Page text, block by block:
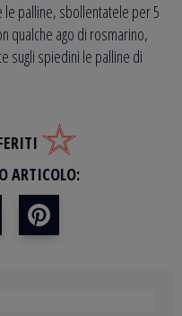
le palline, sbollentatele per 5
qualche ago di rosmarino,
sugli spiedini le palline di
ARTICOLO: